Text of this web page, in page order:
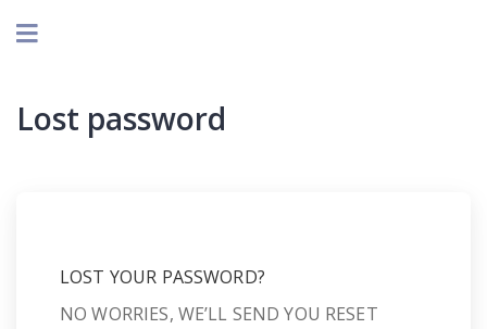
Lost password
LOST YOUR PASSWORD?
NO WORRIES, WE’LL SEND YOU RESET